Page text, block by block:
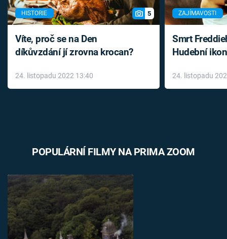
HISTORIE 5
Víte, proč se na Den
díkůvzdání jí zrovna krocan?
24. listopadu 2022 13:40
ZAJÍMAVOSTI
Smrt
Hudební
léky
24. listopadu
POPULÁRNÍ FILMY NA PRIMA ZOOM